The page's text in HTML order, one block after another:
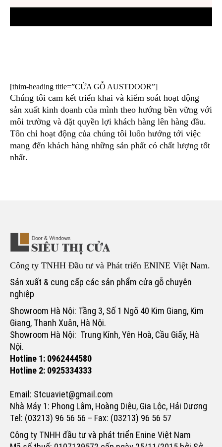
[thim-heading title=”CỬA GỖ AUSTDOOR”]
Chúng tôi cam kết triển khai và kiểm soát hoạt động
sản xuất kinh doanh của mình theo hướng bền vững với
môi trường và đặt quyền lợi khách hàng lên hàng đầu.
Tôn chỉ hoạt động của chúng tôi luôn hướng tới việc
mang đến khách hàng những sản phất có chất lượng tốt
nhất.
Công ty TNHH Đầu tư và Phát triển ENINE Việt Nam.
Sản xuất & cung cấp các sản phẩm cửa gỗ chuyên
nghiệp
Showroom Hà Nội: Tầng 3, Số 1 Ngõ 40 Kim Giang, Kim
Giang, Thanh Xuân, Hà Nội.
Showroom Hà Nội: Trung Kính, Yên Hoà, Cầu Giấy, Hà
Nội.
Hotline 1: 0962444580
Hotline 2: 0925334333
Email: Stcuaviet@gmail.com
Nhà Máy 1: Phong Lâm, Hoàng Diệu, Gia Lộc, Hải Dương
Tel: (03213) 96 56 56 – Fax: (03213) 96 56 57
Công ty TNHH đầu tư và phát triển Enine Việt Nam